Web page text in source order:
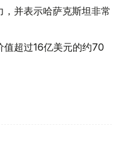
并表示哈萨克斯坦非常
值超过16亿美元的约70